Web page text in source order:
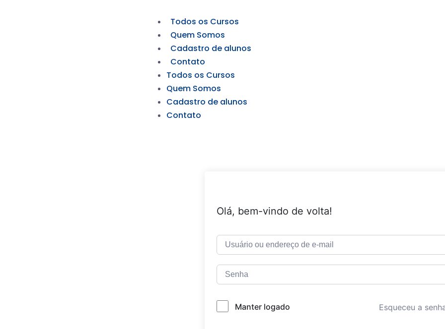
Todos os Cursos
Quem Somos
Cadastro de alunos
Contato
Todos os Cursos
Quem Somos
Cadastro de alunos
Contato
Olá, bem-vindo de volta!
Manter logado Esqueceu a